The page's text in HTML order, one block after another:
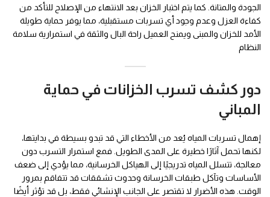
الجودة والمتانة. كما يتم اختبار الخزان بعد الانتهاء من الإصلاح للتأكد من
كفاءة العزل وعدم وجود أي تسربات مستقبلية، مما يوفر حماية طويلة
الأمد للخزان والمبنى ويمنح العميل راحة البال والثقة في استمرارية سلامة
النظام
دور كشف تسرب الخزانات في حماية
المباني
إهمال تسربات المياه يُعد من الأخطاء التي قد تبدو بسيطة في بدايتها،
لكنها تحمل آثارًا خطيرة على المدى الطويل. فمع استمرار التسرب دون
معالجة، تتسلل المياه تدريجيًا إلى الهياكل الخرسانية، مما يؤدي إلى ضعف
الأساسات وتآكل طبقات الخرسانة وحدوث تشققات قد تتفاقم بمرور
الوقت. هذه الأضرار لا تقتصر على الجانب الإنشائي فقط، بل قد تؤثر أيضًا